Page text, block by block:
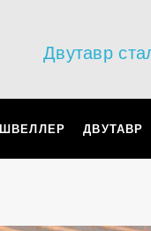
Двутавр
ШВЕЛЛЕР ДВУТАВР